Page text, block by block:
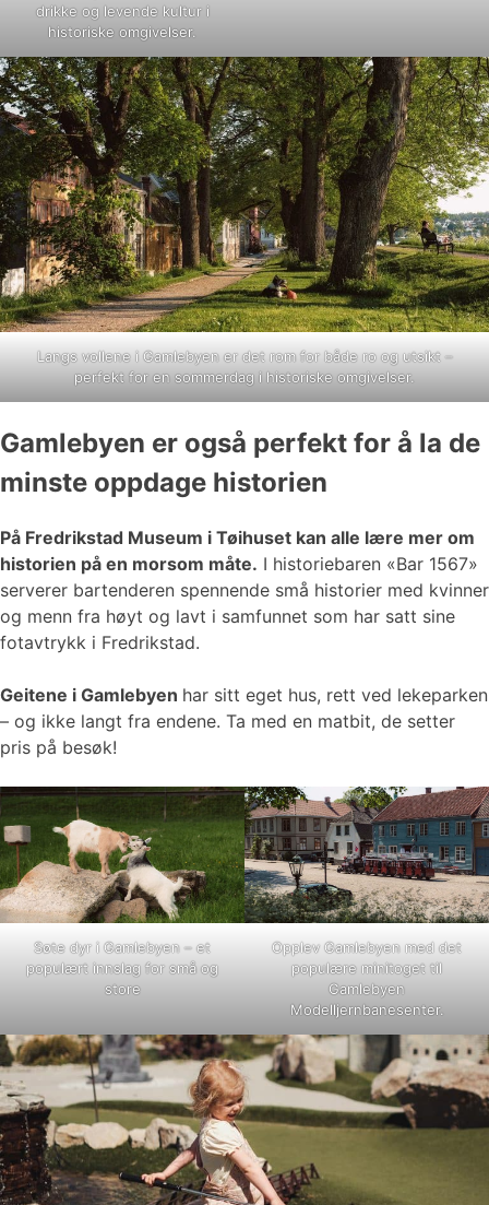
drikke og levende kultur i
historiske omgivelser.
Langs vollene i Gamlebyen er det rom for både ro og utsikt –
perfekt for en sommerdag i historiske omgivelser.
Gamlebyen er også perfekt for å la de
minste oppdage historien
På Fredrikstad Museum i Tøihuset kan alle lære mer om
historien på en morsom måte. I historiebaren «Bar 1567»
serverer bartenderen spennende små historier med kvinner
og menn fra høyt og lavt i samfunnet som har satt sine
fotavtrykk i Fredrikstad.
Geitene i Gamlebyen har sitt eget hus, rett ved lekeparken
– og ikke langt fra endene. Ta med en matbit, de setter
pris på besøk!
Søte dyr i Gamlebyen – et
populært innslag for små og
store
Opplev Gamlebyen med det
populære minitoget til
Gamlebyen
Modelljernbanesenter.